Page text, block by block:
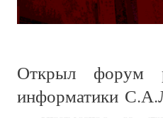
Открыл форум
информатики